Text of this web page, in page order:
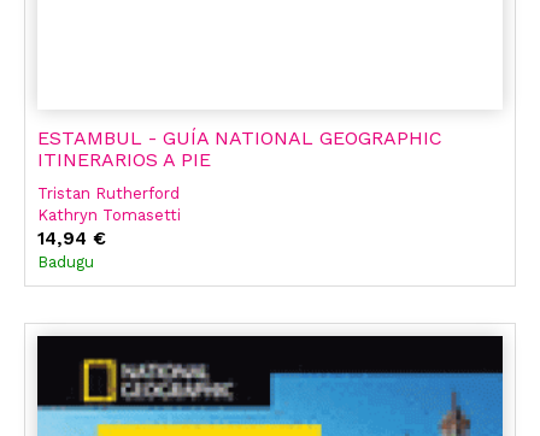
ESTAMBUL - GUÍA NATIONAL GEOGRAPHIC
ITINERARIOS A PIE
Tristan Rutherford
Kathryn Tomasetti
14,94 €
Badugu